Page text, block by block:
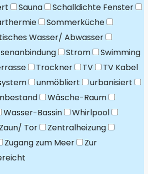
Sauna
Schalldichte Fenster
Sommerküche
Wasser/ Abwasser
Strom
Swimming
Trockner TV
TV Kabel
unmöbliert
urbanisiert
Wäsche-Raum
Wasser-Bassin
Whirlpool
Zaun/ Tor
Zentralheizung
Zugang zum Meer
Zur